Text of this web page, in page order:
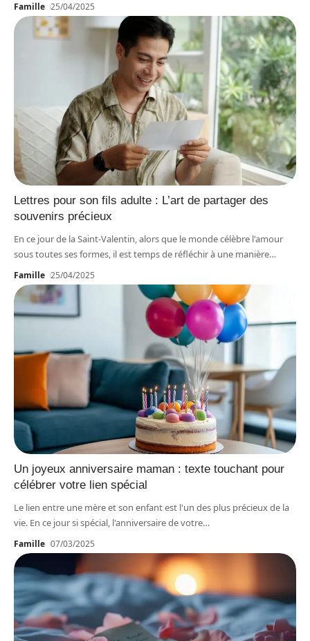
Famille 25/04/2025
Lettres pour son fils adulte : L’art de partager des
souvenirs précieux
En ce jour de la Saint-Valentin, alors que le monde célèbre l'amour
sous toutes ses formes, il est temps de réfléchir à une manière…
Famille 25/04/2025
Un joyeux anniversaire maman : texte touchant pour
célébrer votre lien spécial
Le lien entre une mère et son enfant est l'un des plus précieux de la
vie. En ce jour si spécial, l'anniversaire de votre…
Famille 07/03/2025